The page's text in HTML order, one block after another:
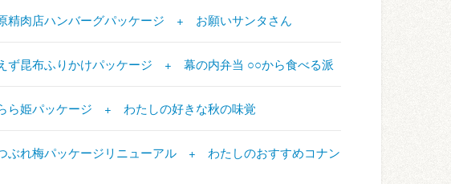
精肉店ハンバーグパッケージ + お願いサンタさん
ず昆布ふりかけパッケージ + 幕の内弁当 ○○から食べる派
ら姫パッケージ + わたしの好きな秋の味覚
ぶれ梅パッケージリニューアル + わたしのおすすめコナン